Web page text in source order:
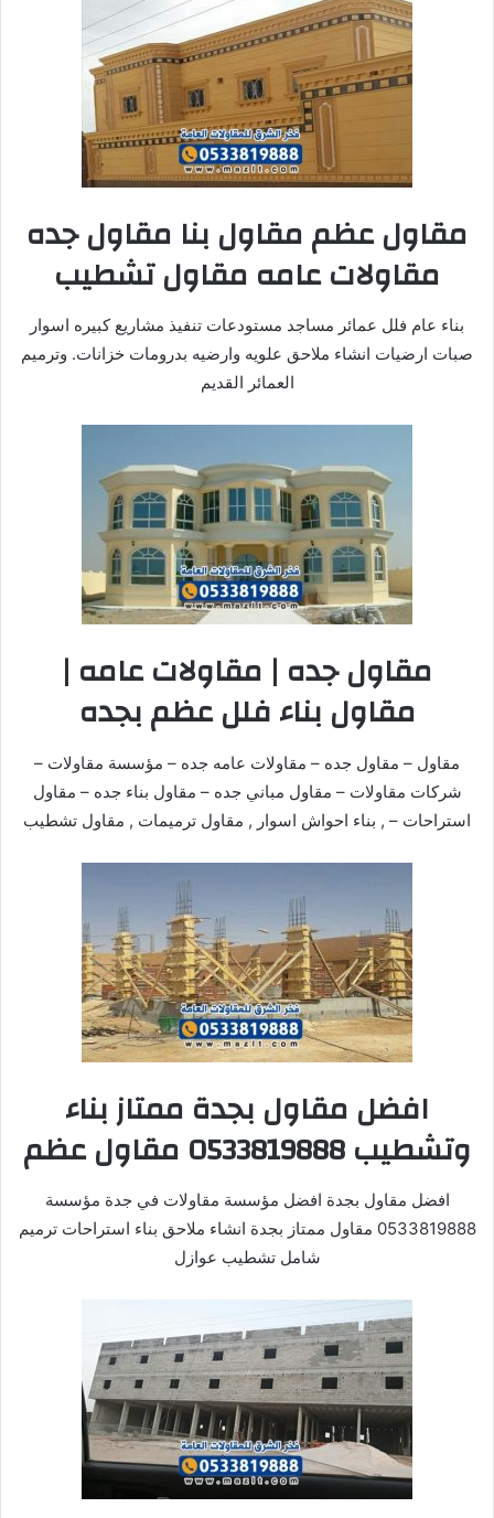
مقاول عظم مقاول بنا مقاول جده
مقاولات عامه مقاول تشطيب
بناء عام فلل عمائر مساجد مستودعات تنفيذ مشاريع كبيره اسوار
صبات ارضيات انشاء ملاحق علويه وارضيه بدرومات خزانات. وترميم
العمائر القديم
مقاول جده | مقاولات عامه |
مقاول بناء فلل عظم بجده
مقاول – مقاول جده – مقاولات عامه جده – مؤسسة مقاولات –
شركات مقاولات – مقاول مباني جده – مقاول بناء جده – مقاول
استراحات – , بناء احواش اسوار , مقاول ترميمات , مقاول تشطيب
افضل مقاول بجدة ممتاز بناء
وتشطيب 0533819888 مقاول عظم
افضل مقاول بجدة افضل مؤسسة مقاولات في جدة مؤسسة
0533819888 مقاول ممتاز بجدة انشاء ملاحق بناء استراحات ترميم
شامل تشطيب عوازل